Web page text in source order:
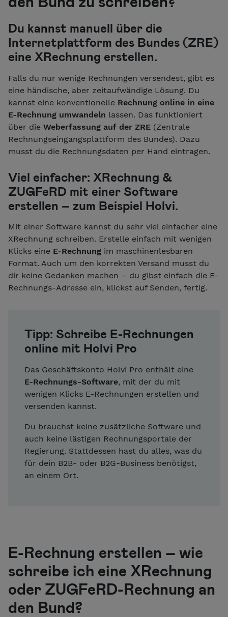
Du kannst manuell über die
Internetplattform des Bundes (ZRE)
eine XRechnung erstellen.
Falls du nur wenige Rechnungen versendest, gibt es
eine händische, aber zeitaufwändige Lösung. Du
kannst eine konventionelle Rechnung online in eine
E-Rechnung umwandeln lassen. Das funktioniert
über die Weberfassungauf der ZRE(Zentrale
Rechnungseingangsplattform des Bundes). Dazu
musst du die Rechnungsdaten per Hand eintragen.
Viel einfacher: XRechnung &
ZUGFeRD mit einer Software
erstellen – zum Beispiel Holvi.
Mit einer Software kannst du sehr viel einfacher eine
XRechnung schreiben. Erstelle einfach mit wenigen
Klicks eine E-Rechnungim maschinenlesbaren
Format. Auch um den korrekten Versand musst du
dir keine Gedanken machen – du gibst einfach die E-
Rechnungs-Adresse ein, klickst auf Senden, fertig.
Tipp: Schreibe E-Rechnungen
online mit Holvi Pro
Das Geschäftskonto Holvi Pro enthält eine
E-Rechnungs-Software, mit der du mit
wenigen Klicks E-Rechnungen erstellen und
versenden kannst.
Du brauchst keine zusätzliche Software und
auch keine lästigen Rechnungsportale der
Regierung. Stattdessen hast du alles, was du
für dein B2B- oder B2G-Business benötigst,
an einem Ort.
E-Rechnung erstellen – wie
schreibe ich eine XRechnung
oder ZUGFeRD-Rechnung an
den Bund?